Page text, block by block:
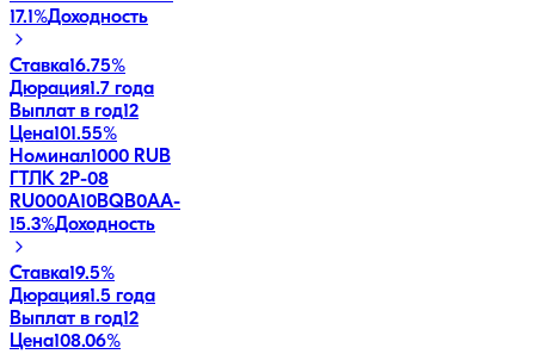
17.1%Доходность
Ставка16.75%
Дюрация1.7 года
Выплат в год12
Цена101.55%
Номинал1000 RUB
ГТЛК 2P-08
RU000A10BQB0AA-
15.3%Доходность
Ставка19.5%
Дюрация1.5 года
Выплат в год12
Цена108.06%